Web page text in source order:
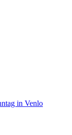
in Venlo